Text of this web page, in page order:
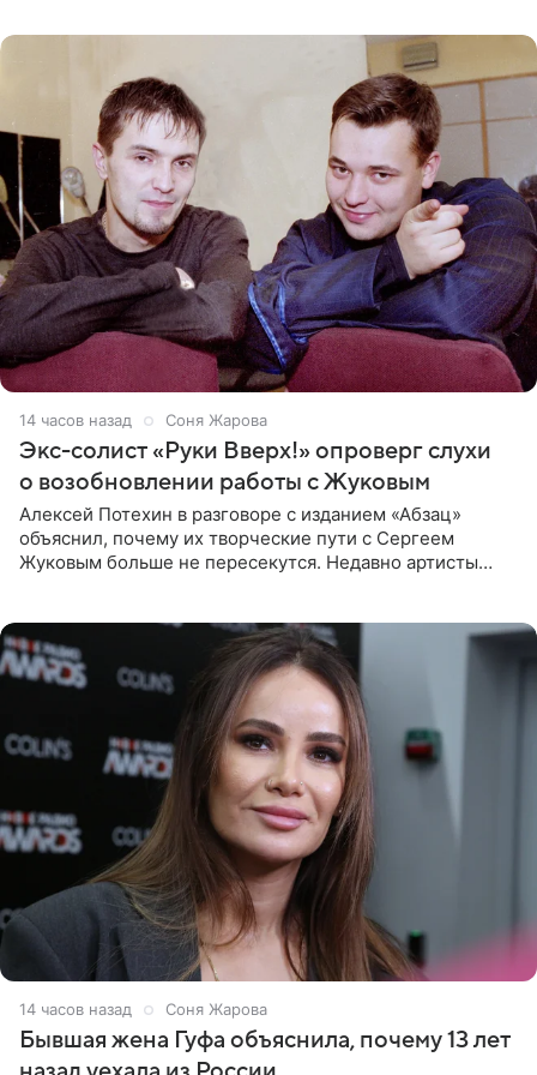
14 часов назад Соня Жарова
Экс-солист «Руки Вверх!» опроверг слухи
о возобновлении работы с Жуковым
Алексей Потехин в разговоре с изданием «Абзац»
объяснил, почему их творческие пути с Сергеем
Жуковым больше не пересекутся. Недавно артисты
14 часов назад Соня Жарова
Бывшая жена Гуфа объяснила, почему 13 лет